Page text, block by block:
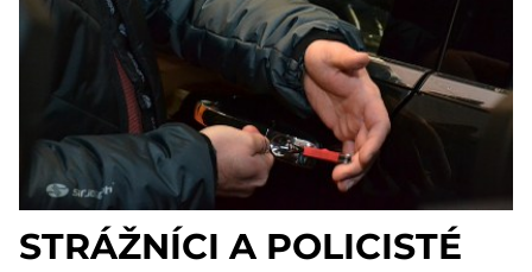
STRÁŽNÍCI A POLICISTÉ